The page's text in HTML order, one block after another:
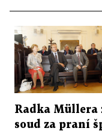
Radka Müllera
soud za praní